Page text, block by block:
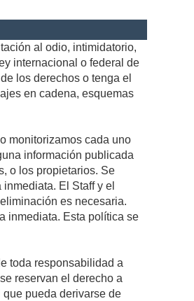
al odio, intimidatorio,
internacional o federal de
los derechos o tenga el
en cadena, esquemas
monitorizamos cada uno
información publicada
o los propietarios. Se
El Staff y el
es necesaria.
inmediata. Esta política se
toda responsabilidad a
reservan el derecho a
pueda derivarse de